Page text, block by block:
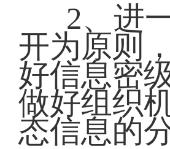
2、进
开为原则
好信息密
做好组织
态信息的